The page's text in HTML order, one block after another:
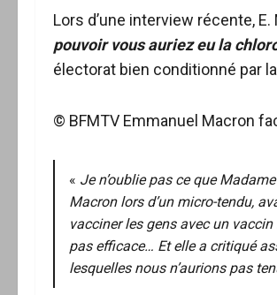
Lors d’une interview récente,
pouvoir vous auriez eu la
électorat bien conditionné par
© BFMTV Emmanuel Macron
« Je n’oublie pas ce que
Macron lors d’un micro-tendu,
vacciner les gens avec un
pas efficace… Et elle a critiqué
lesquelles nous n’aurions pas